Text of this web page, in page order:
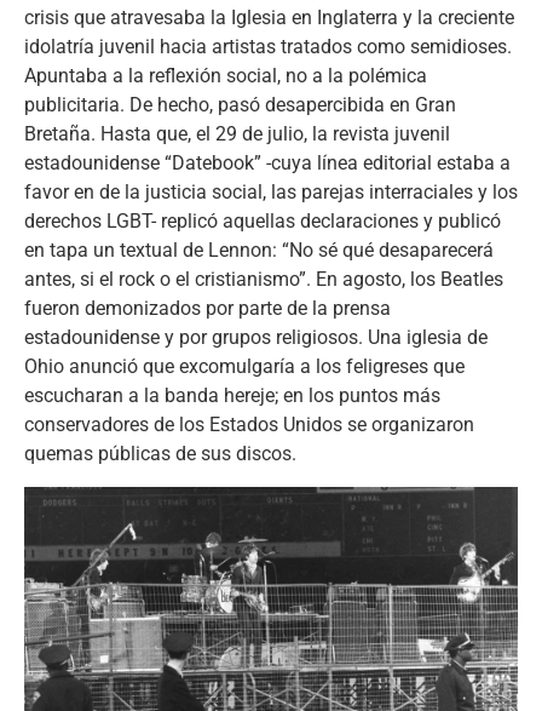
crisis que atravesaba la Iglesia en Inglaterra y la creciente
idolatría juvenil hacia artistas tratados como semidioses.
Apuntaba a la reflexión social, no a la polémica
publicitaria. De hecho, pasó desapercibida en Gran
Bretaña. Hasta que, el 29 de julio, la revista juvenil
estadounidense “Datebook” -cuya línea editorial estaba a
favor en de la justicia social, las parejas interraciales y los
derechos LGBT- replicó aquellas declaraciones y publicó
en tapa un textual de Lennon: “No sé qué desaparecerá
antes, si el rock o el cristianismo”. En agosto, los Beatles
fueron demonizados por parte de la prensa
estadounidense y por grupos religiosos. Una iglesia de
Ohio anunció que excomulgaría a los feligreses que
escucharan a la banda hereje; en los puntos más
conservadores de los Estados Unidos se organizaron
quemas públicas de sus discos.